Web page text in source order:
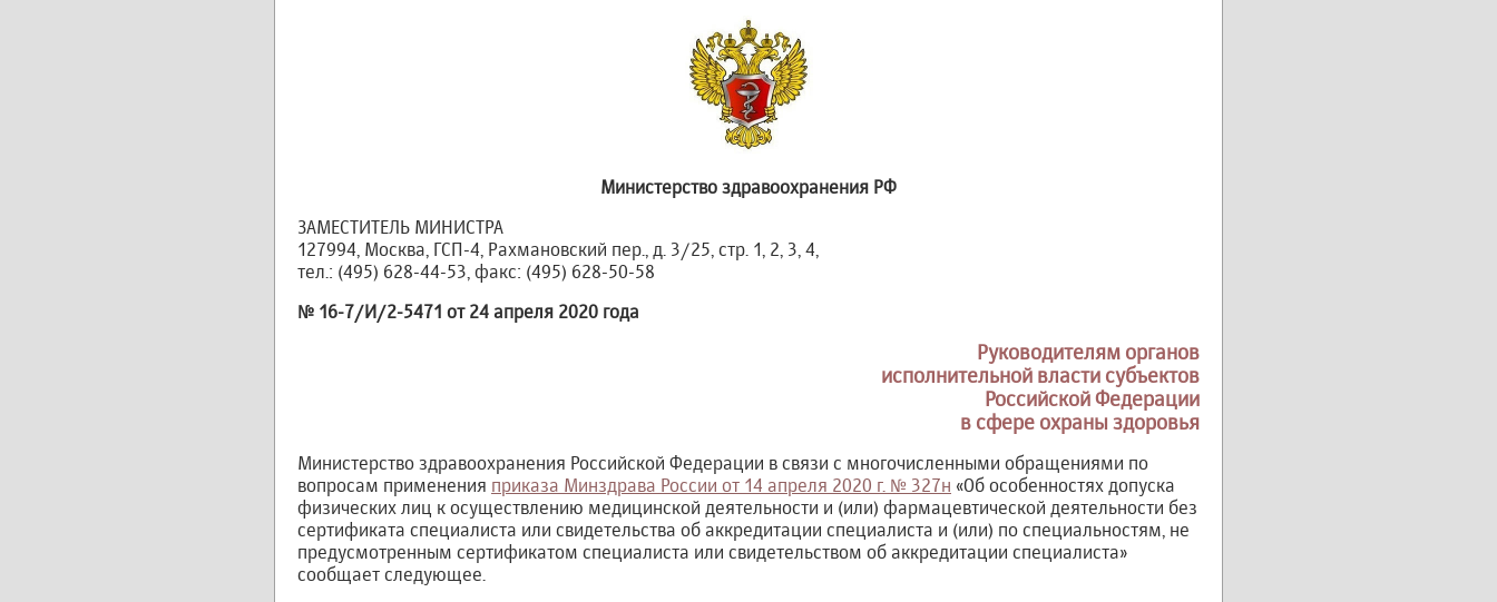
Министерство здравоохранения РФ
ЗАМЕСТИТЕЛЬ МИНИСТРА
127994, Москва, ГСП-4, Рахмановский пер., д. 3/25, стр. 1, 2, 3, 4,
тел.: (495) 628-44-53, факс: (495) 628-50-58
№ 16-7/И/2-5471 от 24 апреля 2020 года
Руководителям органов
исполнительной власти субъектов
Российской Федерации
в сфере охраны здоровья
Министерство здравоохранения Российской Федерации в связи с многочисленными обращениями по
вопросам применения приказа Минздрава России от 14 апреля 2020 г. № 327н «Об особенностях допуска
физических лиц к осуществлению медицинской деятельности и (или) фармацевтической деятельности без
сертификата специалиста или свидетельства об аккредитации специалиста и (или) по специальностям, не
предусмотренным сертификатом специалиста или свидетельством об аккредитации специалиста»
сообщает следующее.